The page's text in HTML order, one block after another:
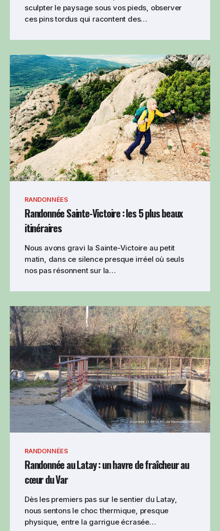
sculpter le paysage sous vos pieds, observer
ces pins tordus qui racontent des…
RANDONNÉES
Randonnée Sainte-Victoire : les 5 plus beaux
itinéraires
Nous avons gravi la Sainte-Victoire au petit
matin, dans ce silence presque irréel où seuls
nos pas résonnent sur la…
RANDONNÉES
Randonnée au Latay : un havre de fraîcheur au
cœur du Var
Dès les premiers pas sur le sentier du Latay,
nous sentons le choc thermique, presque
physique, entre la garrigue écrasée…